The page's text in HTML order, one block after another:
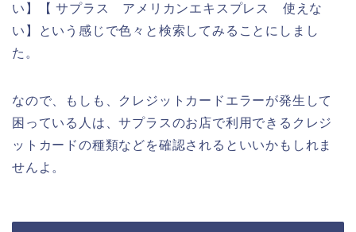
い】【 サプラス アメリカンエキスプレス 使えな
い】という感じで色々と検索してみることにしまし
た。
なので、もしも、クレジットカードエラーが発生して
困っている人は、サプラスのお店で利用できるクレジ
ットカードの種類などを確認されるといいかもしれま
せんよ。